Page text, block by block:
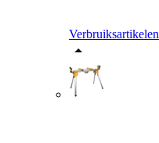
Verbruiksartikelen